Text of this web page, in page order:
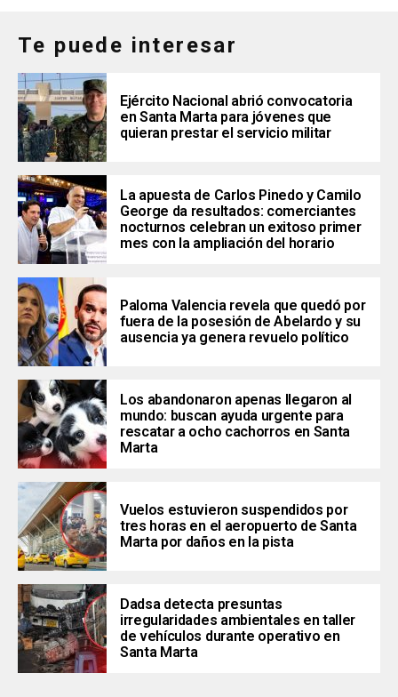
Te puede interesar
Ejército Nacional abrió convocatoria
en Santa Marta para jóvenes que
quieran prestar el servicio militar
La apuesta de Carlos Pinedo y Camilo
George da resultados: comerciantes
nocturnos celebran un exitoso primer
mes con la ampliación del horario
Paloma Valencia revela que quedó por
fuera de la posesión de Abelardo y su
ausencia ya genera revuelo político
Los abandonaron apenas llegaron al
mundo: buscan ayuda urgente para
rescatar a ocho cachorros en Santa
Marta
Vuelos estuvieron suspendidos por
tres horas en el aeropuerto de Santa
Marta por daños en la pista
Dadsa detecta presuntas
irregularidades ambientales en taller
de vehículos durante operativo en
Santa Marta